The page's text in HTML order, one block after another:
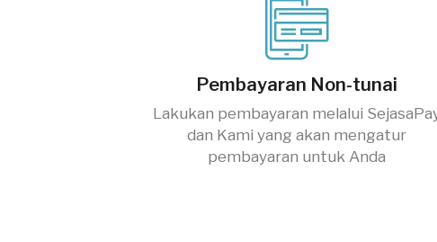
Pembayaran Non-tunai
Lakukan pembayaran melalui
dan Kami yang akan mengatur
pembayaran untuk Anda